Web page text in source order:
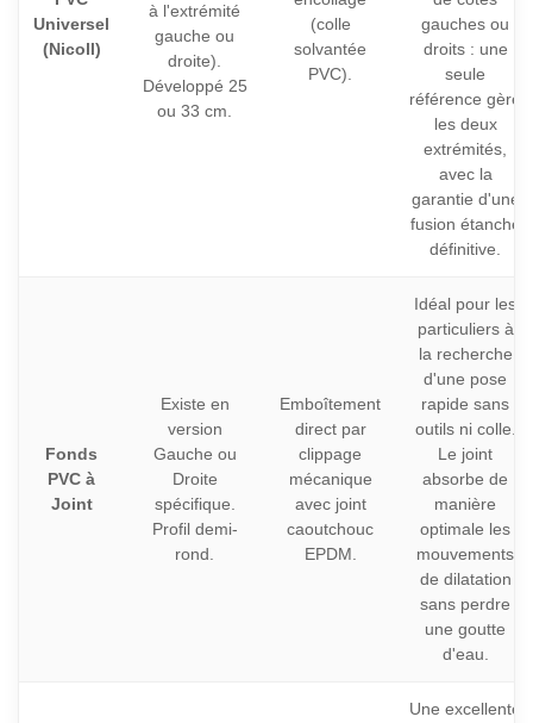
Universel
(Nicoll)
à l'extrémité
gauche ou
droite).
Développé 25
ou 33 cm.
(colle
solvantée
PVC).
gauches ou
droits : une
seule
référence gère
les deux
extrémités,
avec la
garantie d'une
fusion étanche
définitive.
Fonds
PVC à
Joint
Existe en
version
Gauche ou
Droite
spécifique.
Profil demi-
rond.
Emboîtement
direct par
clippage
mécanique
avec joint
caoutchouc
EPDM.
Idéal pour les
particuliers à
la recherche
d'une pose
rapide sans
outils ni colle.
Le joint
absorbe de
manière
optimale les
mouvements
de dilatation
sans perdre
une goutte
d'eau.
Une excellente